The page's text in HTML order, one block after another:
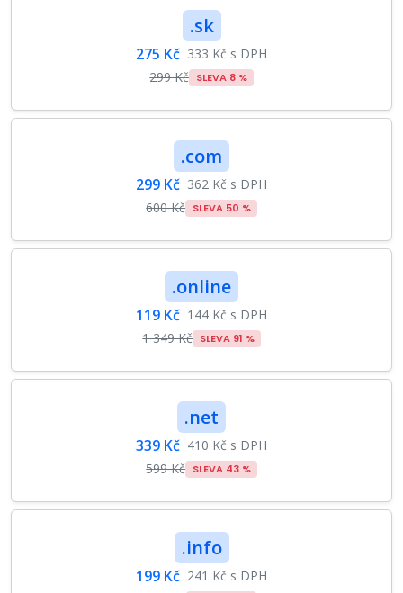
.sk
275 Kč 333 Kč s DPH
299 Kč SLEVA 8 %
.com
299 Kč 362 Kč s DPH
600 Kč SLEVA 50 %
.online
119 Kč 144 Kč s DPH
1 349 Kč SLEVA 91 %
.net
339 Kč 410 Kč s DPH
599 Kč SLEVA 43 %
.info
199 Kč 241 Kč s DPH